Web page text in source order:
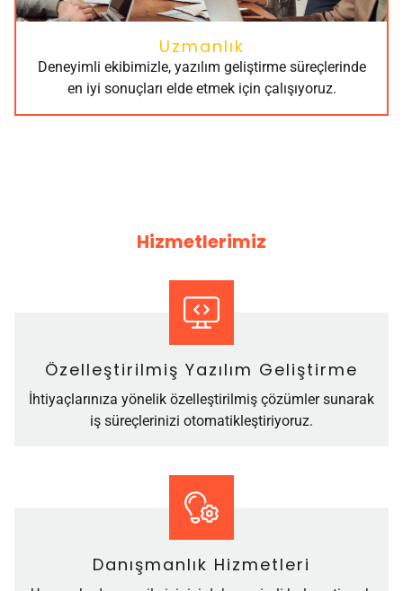
Uzmanlık
Deneyimli ekibimizle, yazılım geliştirme süreçlerinde
en iyi sonuçları elde etmek için çalışıyoruz.
Hizmetlerimiz
Özelleştirilmiş Yazılım Geliştirme
İhtiyaçlarınıza yönelik özelleştirilmiş çözümler sunarak
iş süreçlerinizi otomatikleştiriyoruz.
Danışmanlık Hizmetleri